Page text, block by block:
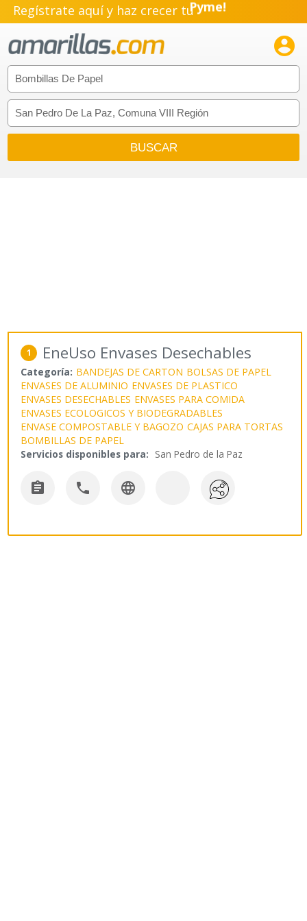
Regístrate aquí y haz crecer tuEmprendimiento!

1 EneUso Envases Desechables
Categoría: BANDEJAS DE CARTON BOLSAS DE PAPEL
ENVASES DE ALUMINIO ENVASES DE PLASTICO
ENVASES DESECHABLES ENVASES PARA COMIDA
ENVASES ECOLOGICOS Y BIODEGRADABLES
ENVASE COMPOSTABLE Y BAGOZO CAJAS PARA TORTAS
BOMBILLAS DE PAPEL
Servicios disponibles para: San Pedro de la Paz
  